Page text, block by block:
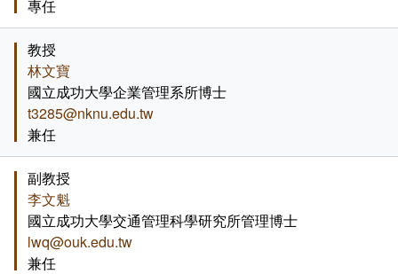
專任
教授
林文寶
國立成功大學企業管理系所博士
t3285@nknu.edu.tw
兼任
副教授
李文魁
國立成功大學交通管理科學研究所管理博士
lwq@ouk.edu.tw
兼任